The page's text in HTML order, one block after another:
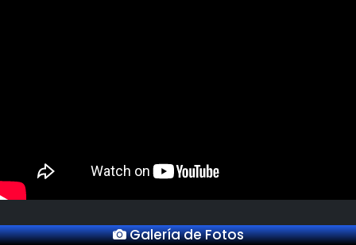
Galería de Fotos